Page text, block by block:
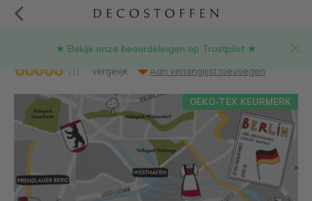
★ Bekijk onze beoordelingen op Trustpilot ★
Berlijn Duitsland ottoman stof
(1) Vergelijk Aan verlanglijst toevoegen
OEKO-TEX KEURMERK